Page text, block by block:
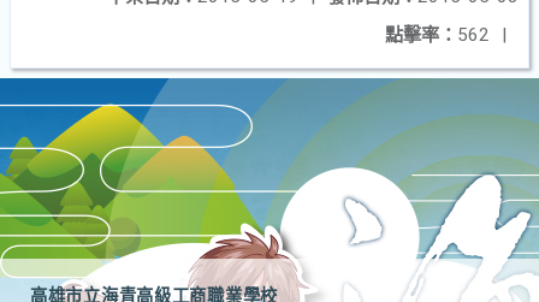
點擊率： 562 |
高雄市立海青高級工商職業學校